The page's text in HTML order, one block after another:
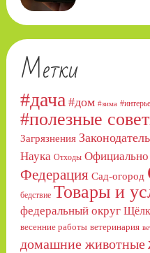
Метки
#дача #дом #зима
#полезные
Загрязнения
Наука Отходы Официально
Федерация Сад-огород
бедствие Товары и
федеральный округ
весенние работы ветеринария
домашние животные